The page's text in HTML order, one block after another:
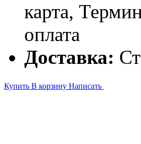
карта,
оплата
Доставка:
Купить В корзину Написать